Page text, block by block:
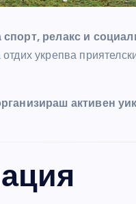
релакс и
укрепва
активен